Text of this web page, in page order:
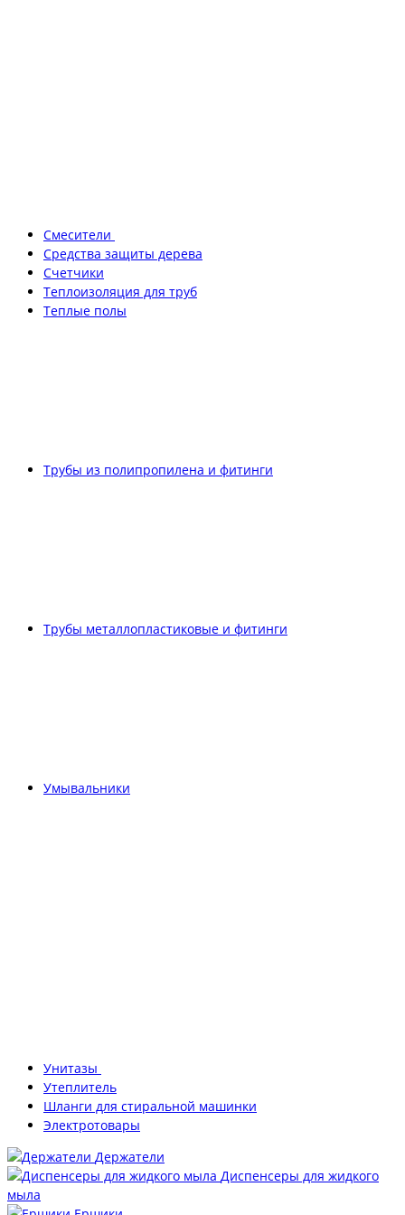
Смесители
Средства защиты дерева
Счетчики
Теплоизоляция для труб
Теплые полы
Трубы из полипропилена и фитинги
Трубы металлопластиковые и фитинги
Умывальники
Унитазы
Утеплитель
Шланги для стиральной машинки
Электротовары
Держатели
Диспенсеры для жидкого
мыла